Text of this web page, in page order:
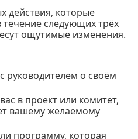
действия, которые
следующих трёх
ощутимые изменения.
руководителем о своём
в проект или комитет,
вашему желаемому
программу, которая